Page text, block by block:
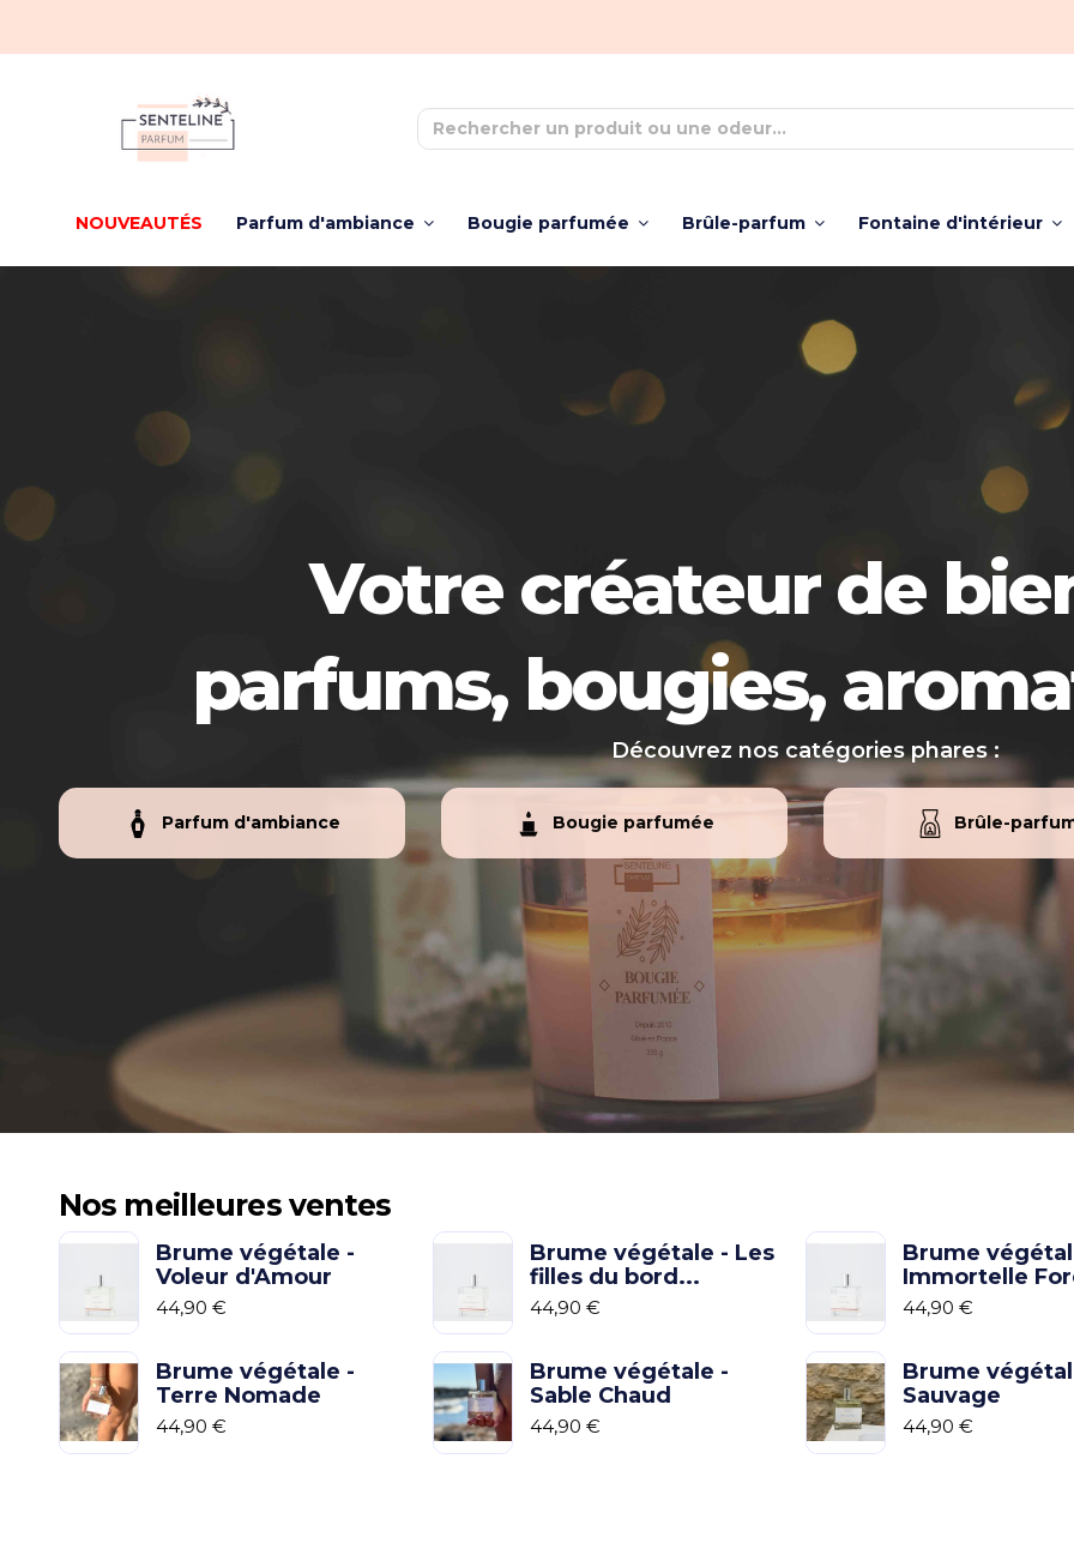
NOUVEAUTÉS Parfum d'ambiance Bougie parfumée Brûle-parfum Fontaine d'intérieur
Votre créateur de
parfums, bougies,
Découvrez nos catégories phares :
Parfum d'ambiance Bougie parfumée Brûle-
Nos meilleures ventes
Brume végétale -
Voleur d'Amour
44,90 €
Brume végétale - Les
filles du bord...
44,90 €
Brume
Immortelle
44,90 €
Brume végétale -
Terre Nomade
44,90 €
Brume végétale -
Sable Chaud
44,90 €
Brume
Sauvage
44,90 €